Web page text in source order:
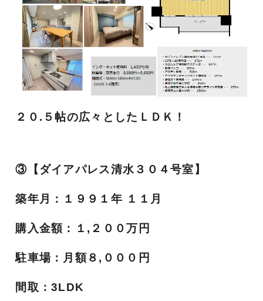
２０.５帖の広々としたＬＤＫ！
③【ダイアパレス清水３０４号室】
築年月：１９９１年 １１月
購入金額 ：１,２００万円
駐車場：月額８,０００円
間取：3LDK